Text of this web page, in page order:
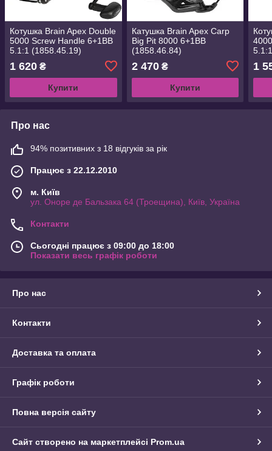
Котушка Brain Apex Double
5000 Screw Handle 6+1BB
5.1:1 (1858.45.19)
1 620 ₴
Купити
Катушка Brain Apex Carp
Big Pit 8000 6+1BB
(1858.46.84)
2 470₴
Купити
1
Про нас
94% позитивних з 18 відгуків за рік
Працює з 22.12.2010
м. Київ
ул. Оноре де Бальзака 64 (Троещина), Київ, Україна
Контакти
Сьогодні працює з 09:00 до 18:00
Показати весь графік роботи
Про нас
Контакти
Доставка та оплата
Графік роботи
Повна версія сайту
Сайт створено на маркетплейсі Prom.ua